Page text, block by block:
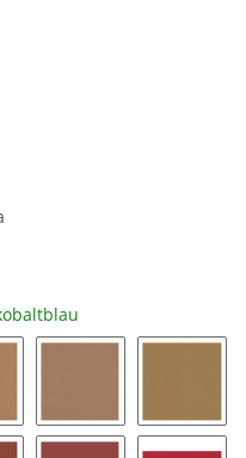
- kaschmirbeige
1233 - sandbeige
1227 -